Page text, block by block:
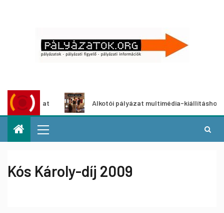
Alkotói pályázat multimédia-kiállításhoz
Kós Károly-díj 2009